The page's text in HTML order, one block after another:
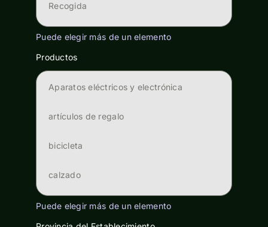
Recogida
Recuperación
Reparación
Trueque
Venta de segunda mano
Puede elegir más de un elemento
Productos
Aparatos eléctricos y electrónica
artículos de regalo
bicicleta
calzado
CD/DVD
Puede elegir más de un elemento